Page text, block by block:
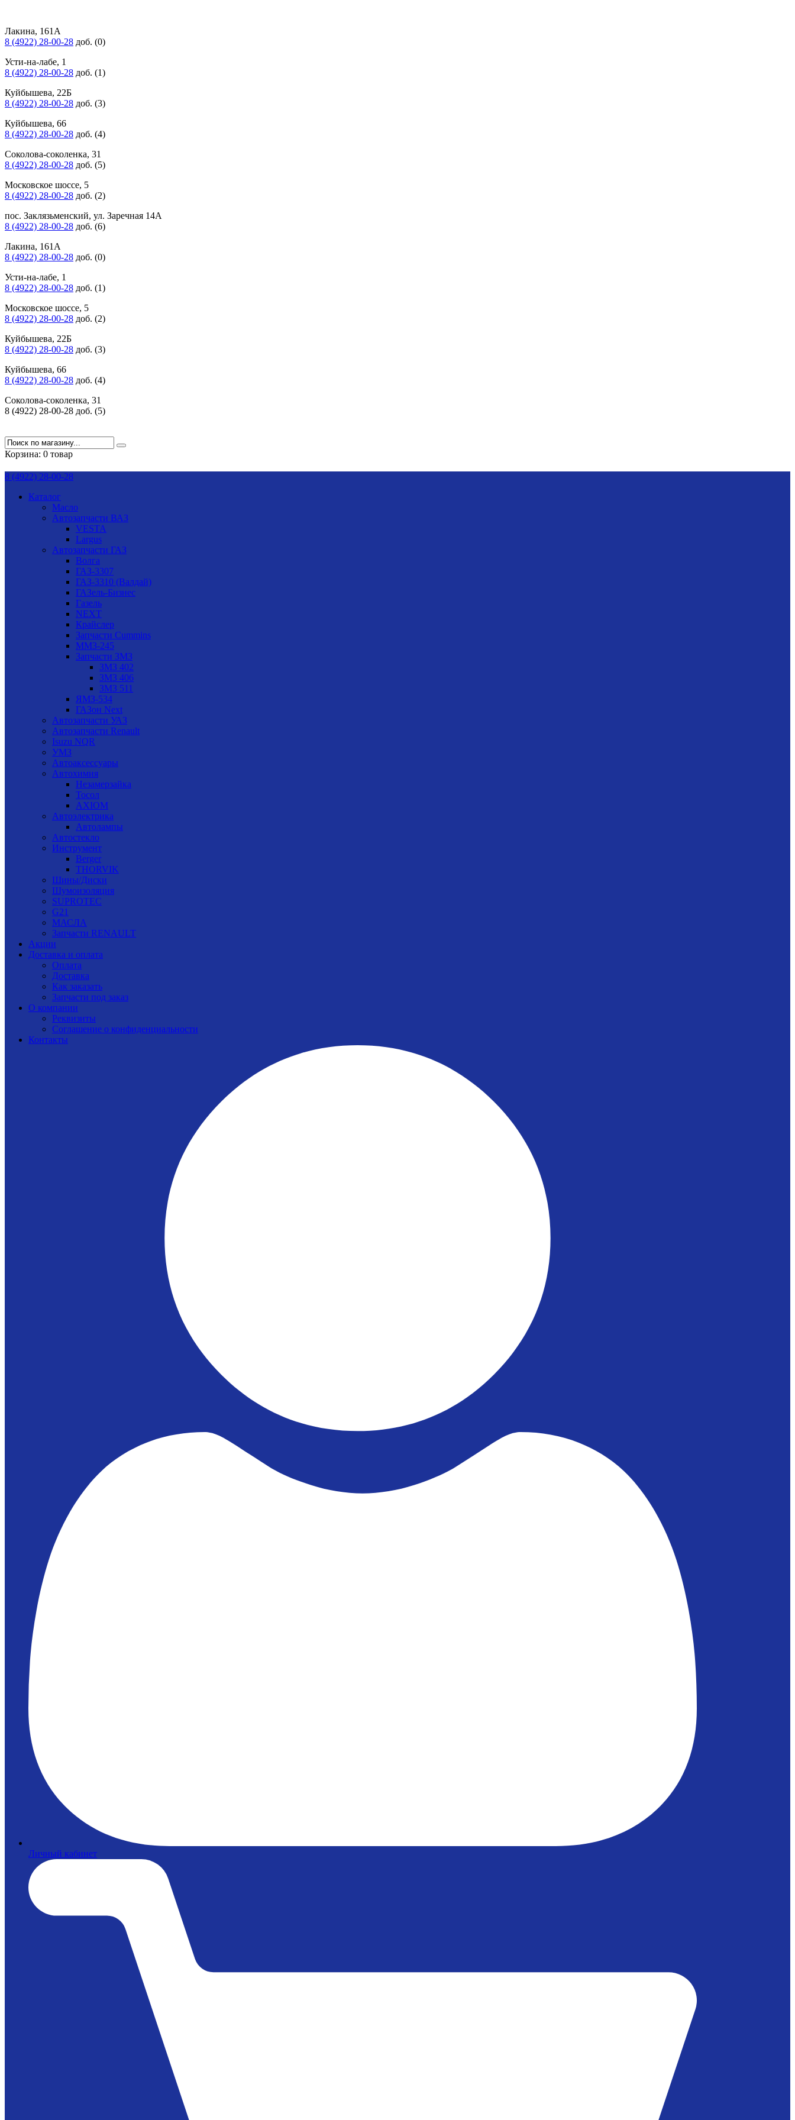
Лакина, 161А
8 (4922) 28-00-28 доб. (0)
Усти-на-лабе, 1
8 (4922) 28-00-28 доб. (1)
Куйбышева, 22Б
8 (4922) 28-00-28 доб. (3)
Куйбышева, 66
8 (4922) 28-00-28 доб. (4)
Соколова-соколенка, 31
8 (4922) 28-00-28 доб. (5)
Московское шоссе, 5
8 (4922) 28-00-28 доб. (2)
пос. Заклязьменский, ул. Заречная 14А
8 (4922) 28-00-28 доб. (6)
Лакина, 161А
8 (4922) 28-00-28 доб. (0)
Усти-на-лабе, 1
8 (4922) 28-00-28 доб. (1)
Московское шоссе, 5
8 (4922) 28-00-28 доб. (2)
Куйбышева, 22Б
8 (4922) 28-00-28 доб. (3)
Куйбышева, 66
8 (4922) 28-00-28 доб. (4)
Соколова-соколенка, 31
8 (4922) 28-00-28 доб. (5)
Корзина: 0 товар
8 (4922) 28-00-28
Каталог
Масло
Автозапчасти ВАЗ
VESTA
Largus
Автозапчасти ГАЗ
Волга
ГАЗ-3307
ГАЗ-3310 (Валдай)
ГАЗель-Бизнес
Газель
NEXT
Крайслер
Запчасти Cummins
ММЗ-245
Запчасти ЗМЗ
ЗМЗ 402
ЗМЗ 406
ЗМЗ 511
ЯМЗ-534
ГАЗон Next
Автозапчасти УАЗ
Автозапчасти Renault
Isuzu NQR
УМЗ
Автоаксессуары
Автохимия
Незамерзайка
Тосол
AXIOM
Автоэлектрика
Автолампы
Автостекло
Инструмент
Berger
THORVIK
Шины/Диски
Шумоизоляция
SUPROTEC
G21
МАСЛА
Запчасти RENAULT
Акции
Доставка и оплата
Оплата
Доставка
Как заказать
Запчасти под заказ
О компании
Реквизиты
Соглашение о конфиденциальности
Контакты
Личный кабинет